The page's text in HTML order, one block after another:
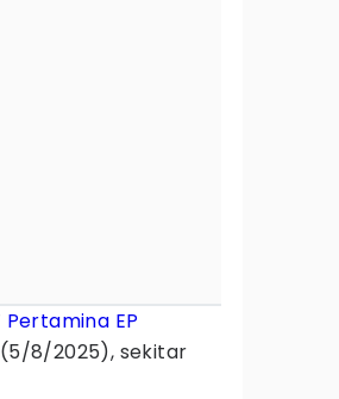
Pertamina EP
(5/8/2025), sekitar